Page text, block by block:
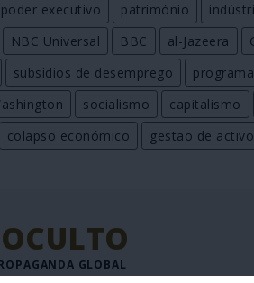
poder executivo património
NBC Universal BBC al-Jazeera
subsídios de desemprego
socialismo capitalismo
colapso económico gestão de
GLOBAL